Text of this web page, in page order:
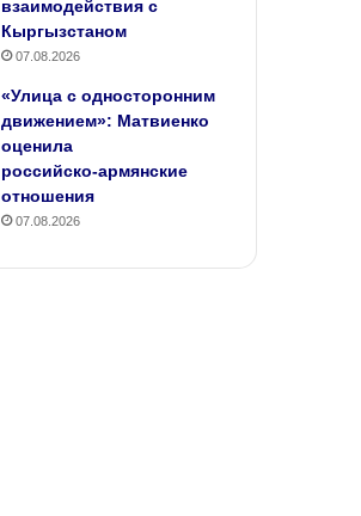
взаимодействия с
Кыргызстаном
07.08.2026
«Улица с односторонним
движением»: Матвиенко
оценила
российско‑армянские
отношения
07.08.2026